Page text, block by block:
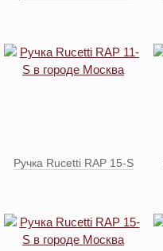
Ручка Rucetti RAP 15-S